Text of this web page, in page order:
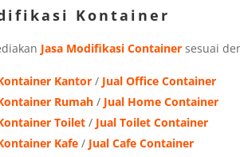
Kontainer
Jasa Modifikasi Containersesuai
Kantor/ Jual Office Container
Rumah/ Jual Home Container
Toilet/ Jual Toilet Container
Kafe/ Jual Cafe Container